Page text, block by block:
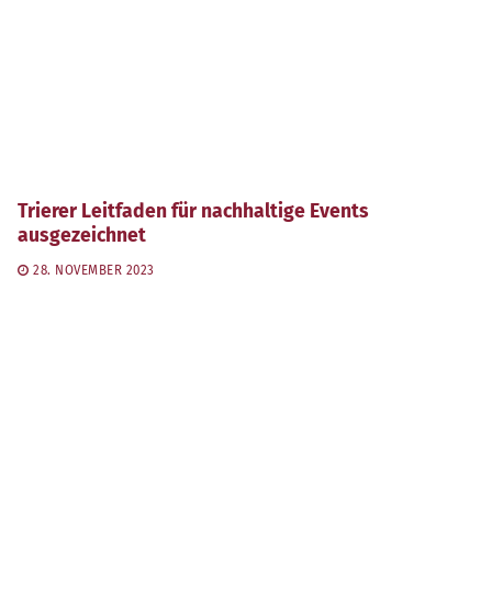
Trierer Leitfaden für nachhaltige Events
ausgezeichnet
28. NOVEMBER 2023